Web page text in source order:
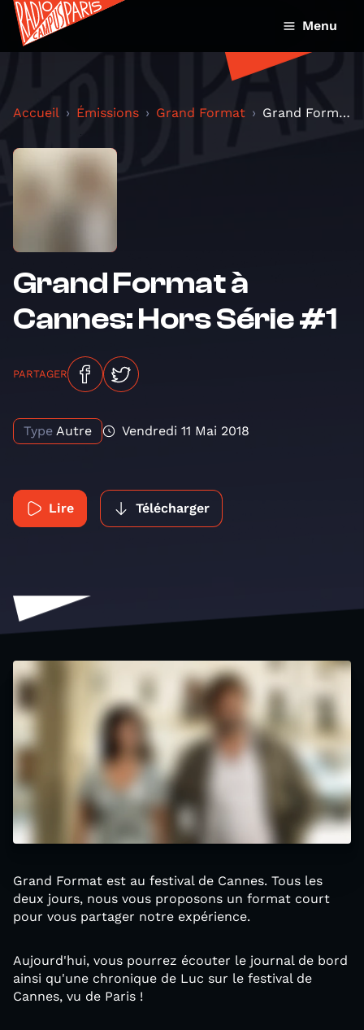
Menu
Accueil Émissions Grand Format Grand Format à Cannes: Hors Série #1
Grand Format à
Cannes: Hors Série #1
PARTAGER
Type Autre Vendredi 11 Mai 2018
Lire Télécharger
Grand Format est au festival de Cannes. Tous les
deux jours, nous vous proposons un format court
pour vous partager notre expérience.
Aujourd'hui, vous pourrez écouter le journal de bord
ainsi qu'une chronique de Luc sur le festival de
Cannes, vu de Paris !